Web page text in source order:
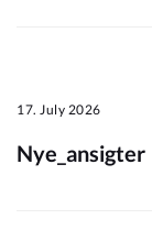
17. July 2026
Nye_ansigter